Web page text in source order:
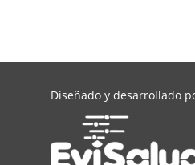
Diseñado y desarrollado